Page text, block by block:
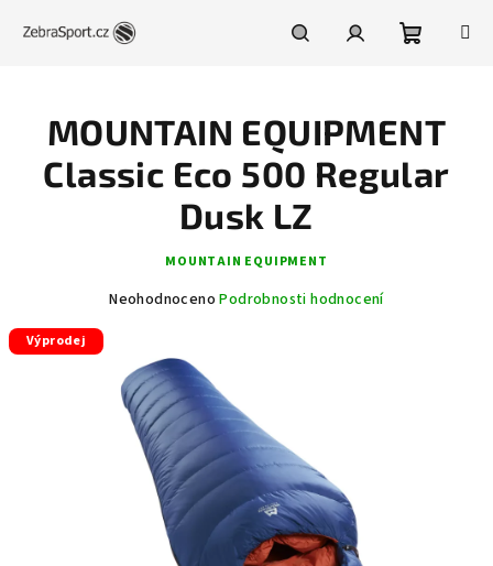
košík
MOUNTAIN EQUIPMENT
Classic Eco 500 Regular
Dusk LZ
MOUNTAIN EQUIPMENT
Průměrné
0,0
hvězdiček.
Neohodnoceno Podrobnosti hodnocení
Výprodej